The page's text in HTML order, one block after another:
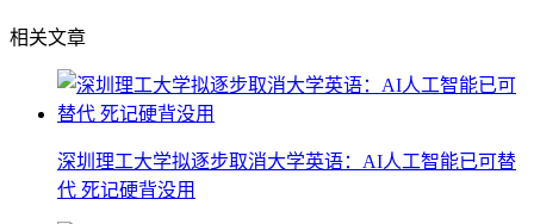
相关文章
深圳理工大学拟逐步取消大学英语：AI人工智能已可替
代 死记硬背没用